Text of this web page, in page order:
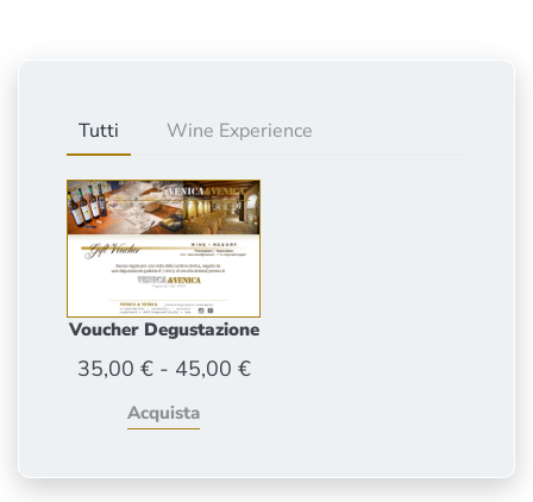
Tutti Wine Experience
Voucher Degustazione
35,00 € - 45,00 €Fascia
35,00 €
Acquista